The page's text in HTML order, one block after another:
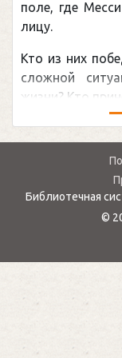
— ...